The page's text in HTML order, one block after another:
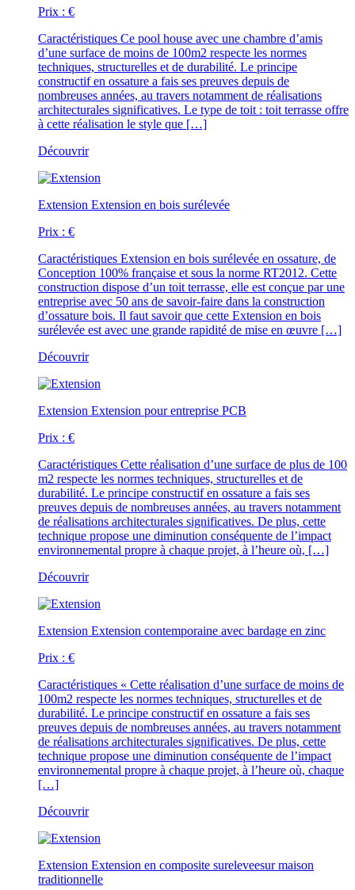
Prix : €
Caractéristiques Ce pool house avec une chambre d’amis
d’une surface de moins de 100m2 respecte les normes
techniques, structurelles et de durabilité. Le principe
constructif en ossature a fais ses preuves depuis de
nombreuses années, au travers notamment de réalisations
architecturales significatives. Le type de toit : toit terrasse offre
à cette réalisation le style que […]
Découvrir
Extension Extension en bois surélevée
Prix : €
Caractéristiques Extension en bois surélevée en ossature, de
Conception 100% française et sous la norme RT2012. Cette
construction dispose d’un toit terrasse, elle est conçue par une
entreprise avec 50 ans de savoir-faire dans la construction
d’ossature bois. Il faut savoir que cette Extension en bois
surélevée est avec une grande rapidité de mise en œuvre […]
Découvrir
Extension Extension pour entreprise PCB
Prix : €
Caractéristiques Cette réalisation d’une surface de plus de 100
m2 respecte les normes techniques, structurelles et de
durabilité. Le principe constructif en ossature a fais ses
preuves depuis de nombreuses années, au travers notamment
de réalisations architecturales significatives. De plus, cette
technique propose une diminution conséquente de l’impact
environnemental propre à chaque projet, à l’heure où, […]
Découvrir
Extension Extension contemporaine avec bardage en zinc
Prix : €
Caractéristiques « Cette réalisation d’une surface de moins de
100m2 respecte les normes techniques, structurelles et de
durabilité. Le principe constructif en ossature a fais ses
preuves depuis de nombreuses années, au travers notamment
de réalisations architecturales significatives. De plus, cette
technique propose une diminution conséquente de l’impact
environnemental propre à chaque projet, à l’heure où, chaque
[…]
Découvrir
Extension Extension en composite sureleveesur maison
traditionnelle